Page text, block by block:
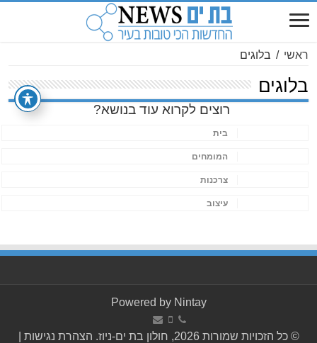
ראשי / בלוגים
בלוגים
רוצים לקרוא עוד בנושא?
בית
המומחים
צרכנות
עיצוב
Powered by Nintay
© כל הזכויות שמורות 2026, חולון בת ים-ניוז. הצהרת נגישות